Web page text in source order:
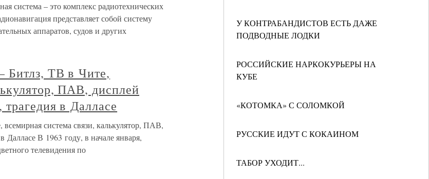
У КОНТРАБАНДИСТОВ ЕСТЬ ДАЖЕ
ПОДВОДНЫЕ ЛОДКИ
РОССИЙСКИЕ НАРКОКУРЬЕРЫ НА
КУБЕ
«КОТОМКА» С СОЛОМКОЙ
РУССКИЕ ИДУТ С КОКАИНОМ
ТАБОР УХОДИТ...
система – это комплекс радиотехнических
представляет собой систему
аппаратов, судов и других
Битлз, ТВ в Чите,
ПАВ, дисплей
в Далласе
система связи, калькулятор, ПАВ,
Далласе В 1963 году, в начале января,
телевидения по